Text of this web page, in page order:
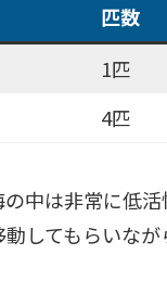
匹数
1匹
4匹
の中は非常に低
してもらいな